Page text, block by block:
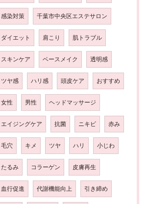
感染対策 千葉市中央区エステサロン
ダイエット 肩こり 肌トラブル
スキンケア ベースメイク 透明感
ツヤ感 ハリ感 頭皮ケア おすすめ
女性 男性 ヘッドマッサージ
エイジングケア 抗菌 ニキビ 赤み
毛穴 キメ ツヤ ハリ 小じわ
たるみ コラーゲン 皮膚再生
血行促進 代謝機能向上 引き締め